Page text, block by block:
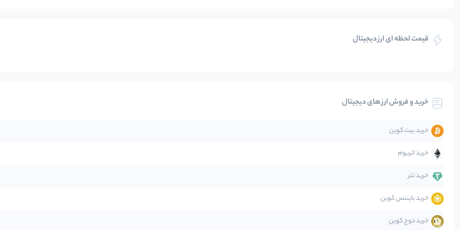
بلاکچین
تحلیل
جهان
دیفای
صرافی‌ها
قیمت لحظه ای ارز دیجیتال
خرید و فروش ارز های دیجیتال
خرید بیت کوین
خرید اتریوم
خرید تتر
خرید بایننس کوین
خرید دوج کوین